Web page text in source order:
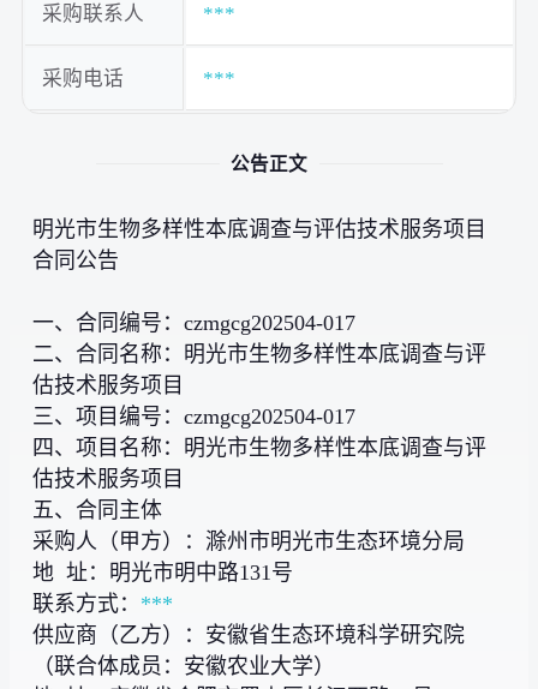
采购联系人 ***
采购电话 ***
公告正文
明光市生物多样性本底调查与评估技术服务项目
合同公告
一、合同编号：czmgcg202504-017
二、合同名称：明光市生物多样性本底调查与评
估技术服务项目
三、项目编号：czmgcg202504-017
四、项目名称：明光市生物多样性本底调查与评
估技术服务项目
五、合同主体
采购人（甲方）：滁州市明光市生态环境分局
地 址：明光市明中路131号
联系方式： ***
供应商（乙方）：安徽省生态环境科学研究院
（联合体成员：安徽农业大学）